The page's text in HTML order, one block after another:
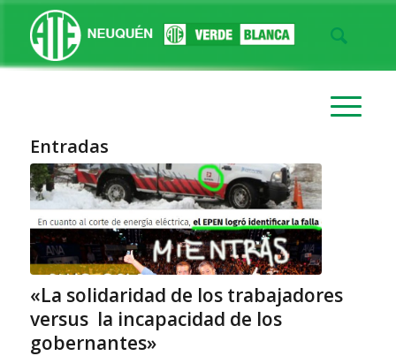
Entradas
«La solidaridad de los trabajadores
versus la incapacidad de los
gobernantes»